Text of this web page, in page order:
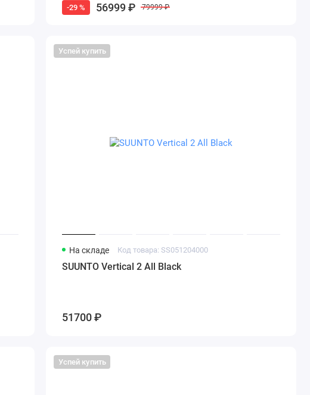
-29 % 56999 ₽ 79999 ₽
Успей купить
На складе Код товара: SS051204000
SUUNTO Vertical 2 All Black
51700 ₽
Успей купить